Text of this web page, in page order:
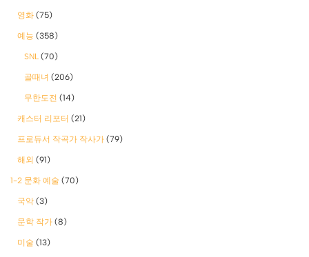
영화 (75)
예능 (358)
SNL (70)
골때녀 (206)
무한도전 (14)
캐스터 리포터 (21)
프로듀서 작곡가 작사가 (79)
해외 (91)
1-2 문화 예술 (70)
국악 (3)
문학 작가 (8)
미술 (13)